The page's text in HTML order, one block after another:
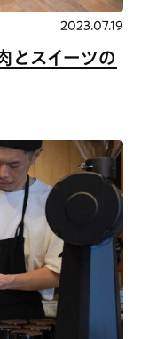
とスイーツの
2023.07.19